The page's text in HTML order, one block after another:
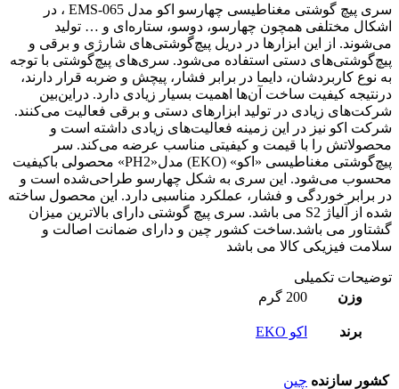
سری پیچ گوشتی مغناطیسی چهارسو اکو مدل EMS-065 ، در
اشکال مختلفی همچون چهارسو، دوسو، ستاره‌ای و … تولید
می‌شوند. از این ابزار‌ها در دریل‌ پیچ‌گوشتی‌های شارژی و برقی و
پیچ‌گوشتی‌های دستی استفاده می‌شود. سری‌های پیچ‌گوشتی با توجه
به نوع کاربردشان، دایما در برابر فشار، پیچش و ضربه قرار دارند،
درنتیجه کیفیت ساخت آن‌ها اهمیت بسیار زیادی دارد. دراین‌بین
شرکت‌های زیادی در تولید ابزار‌های دستی و برقی فعالیت می‌کنند.
شرکت اکو نیز در این زمینه فعالیت‌های زیادی داشته است و
محصولاتش را با قیمت و کیفیتی مناسب عرضه می‌کند. سر
پیچ‌گوشتی مغناطیسی «اکو» (EKO) مدل«PH2» محصولی باکیفیت
محسوب می‌شود. این سری به شکل چهارسو طراحی‌شده است و
در برابر خوردگی و فشار، عملکرد مناسبی دارد. این محصول ساخته
شده از آلیاژ S2 می باشد. سری پیچ گوشتی دارای بالاترین میزان
گشتاور می باشد.ساخت کشور چین و دارای ضمانت اصالت و
سلامت فیزیکی کالا می باشد
توضیحات تکمیلی
وزن
200 گرم
برند اکو EKO
کشور سازنده چین